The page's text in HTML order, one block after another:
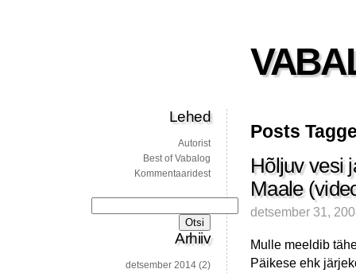
Posts
Hõljuv vesi
Maale
detsember 31,
Mulle meeldib
Päikese ehk
Lehed
Autorist
Best of Vabalog
Kommentaaridest
Arhiiv
detsember 2014 (2)